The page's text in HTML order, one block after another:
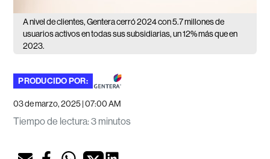
A nivel de clientes, Gentera cerró 2024 con 5.7 millones de
usuarios activos en todas sus subsidiarias, un 12% más que en
2023.
PRODUCIDO POR:
03 de marzo, 2025 | 07:00 AM
Tiempo de lectura:3 minutos